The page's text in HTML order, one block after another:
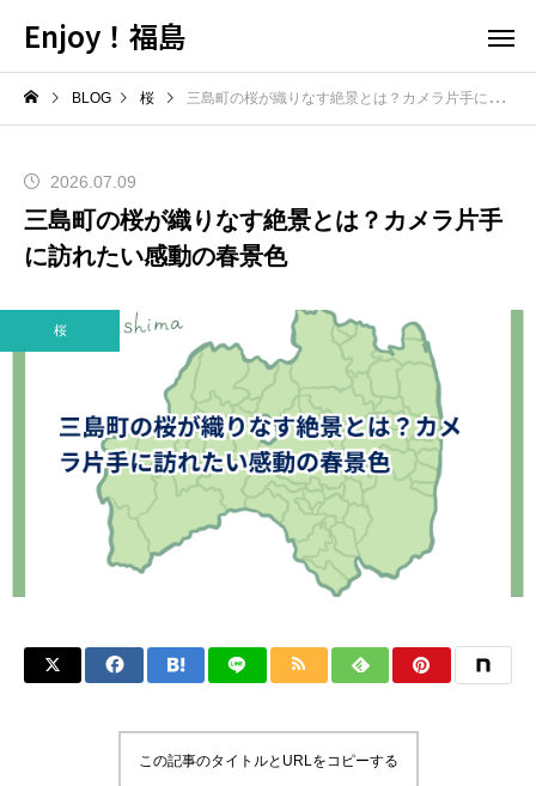
Enjoy！福島
BLOG 桜 三島町の桜が織りなす絶景とは？カメラ片手に訪れたい感動の春景色
2026.07.09
三島町の桜が織りなす絶景とは？カメラ片手
に訪れたい感動の春景色
桜
この記事のタイトルとURLをコピーする